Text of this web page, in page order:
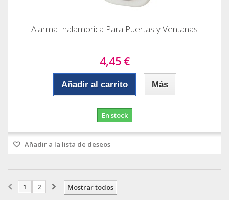
Alarma Inalambrica Para Puertas y Ventanas
4,45 €
Añadir al carrito Más
En stock
Añadir a la lista de deseos
Mostrar todos
1 2